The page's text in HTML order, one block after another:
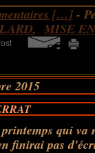
[…]-
, MISE
2015
qui va
finirai pas